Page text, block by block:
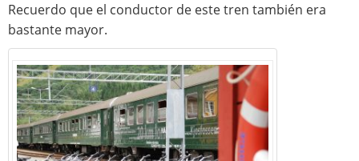
Recuerdo que el conductor de este tren también era
bastante mayor.